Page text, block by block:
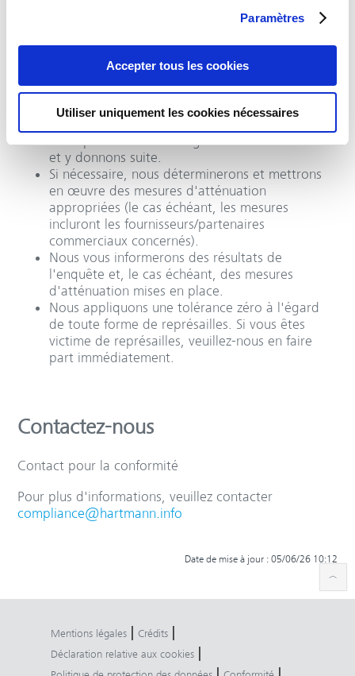
Paramètres
Accepter tous les cookies
Utiliser uniquement les cookies nécessaires
L’équité et la protection des lanceurs d’alerte
Nous traiterons votre signalement de manière
indépendante, objective, dans des délais
appropriés et dans la plus stricte confidentialité.
Dès réception de votre signalement, nous en
accuserons réception dans les sept jours.
Nous prenons tous les signalements au sérieux
et y donnons suite.
Si nécessaire, nous déterminerons et mettrons
en œuvre des mesures d'atténuation
appropriées (le cas échéant, les mesures
incluront les fournisseurs/partenaires
commerciaux concernés).
Nous vous informerons des résultats de
l'enquête et, le cas échéant, des mesures
d'atténuation mises en place.
Nous appliquons une tolérance zéro à l'égard
de toute forme de représailles. Si vous êtes
victime de représailles, veuillez-nous en faire
part immédiatement.
Contactez-nous
Contact pour la conformité
Pour plus d'informations, veuillez contacter
compliance@hartmann.info
Date de mise à jour : 05/06/26 10:12
Mentions légales Crédits
Déclaration relative aux cookies